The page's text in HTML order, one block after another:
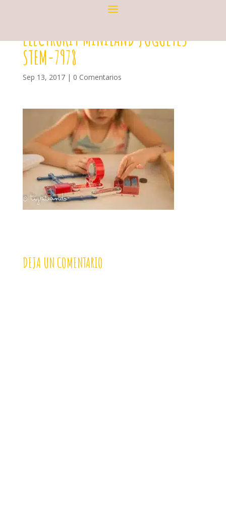
ELECTROKIT MINILAND JUGUETES
STEM-7978
Sep 13, 2017| 0 Comentarios
DEJA UN COMENTARIO